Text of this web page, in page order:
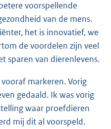
voorspellende
van de mens.
het is innovatief, we
de voordelen zijn veel
sparen van dierenlevens.
markeren. Vorig
gedaald. Ik was vorig
waar proefdieren
mij dit al voorspeld.